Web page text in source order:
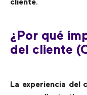
cliente.
¿Por qué
del cliente
La experiencia del